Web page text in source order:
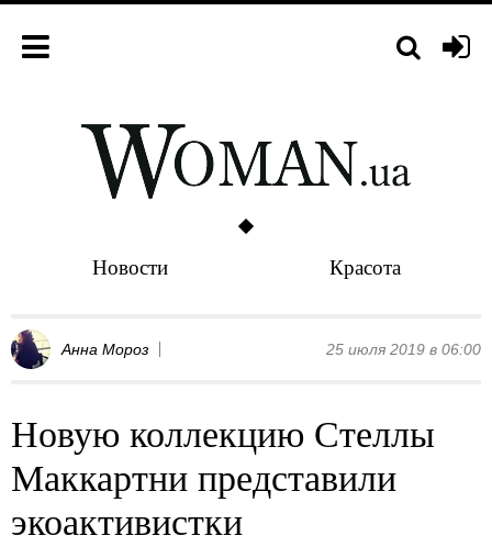
Новости Красота
Анна Мороз 25 июля 2019 в 06:00
Новую коллекцию Стеллы
Маккартни представили
экоактивистки